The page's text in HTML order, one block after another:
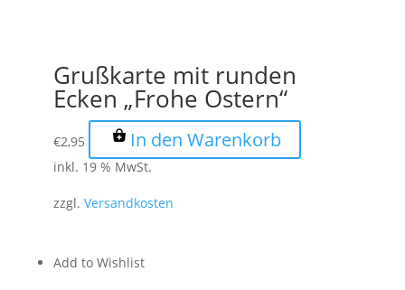
Grußkarte mit runden
Ecken „Frohe Ostern“
€2,95 In den Warenkorb
inkl. 19 % MwSt.
zzgl. Versandkosten
Add to Wishlist